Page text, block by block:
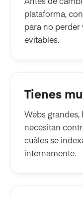
plataforma,
para no
evitables.
Tienes
Webs
necesitan
cuáles se
internamente.